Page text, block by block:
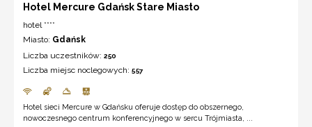
Hotel Mercure Gdańsk Stare Miasto
hotel ****
Miasto: Gdańsk
Liczba uczestników: 250
Liczba miejsc noclegowych: 557
Hotel sieci Mercure w Gdańsku oferuje dostęp do obszernego,
nowoczesnego centrum konferencyjnego w sercu Trójmiasta, ...